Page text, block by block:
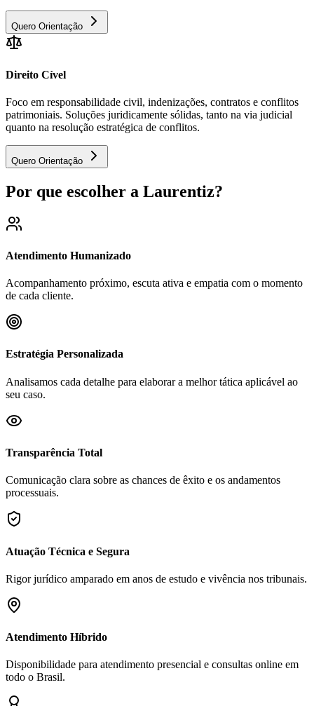
Quero Orientação
Direito Cível
Foco em responsabilidade civil, indenizações, contratos e conflitos
patrimoniais. Soluções juridicamente sólidas, tanto na via judicial
quanto na resolução estratégica de conflitos.
Quero Orientação
Por que escolher a Laurentiz?
Atendimento Humanizado
Acompanhamento próximo, escuta ativa e empatia com o momento
de cada cliente.
Estratégia Personalizada
Analisamos cada detalhe para elaborar a melhor tática aplicável ao
seu caso.
Transparência Total
Comunicação clara sobre as chances de êxito e os andamentos
processuais.
Atuação Técnica e Segura
Rigor jurídico amparado em anos de estudo e vivência nos tribunais.
Atendimento Híbrido
Disponibilidade para atendimento presencial e consultas online em
todo o Brasil.